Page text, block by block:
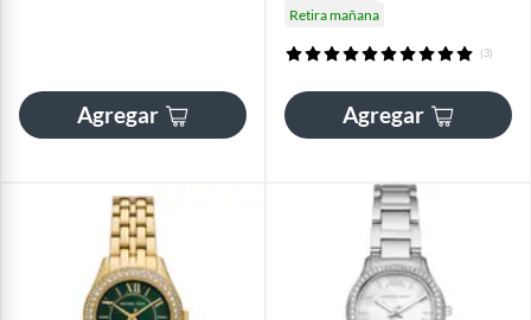
Agregar
Retira mañana
(3)
Agregar